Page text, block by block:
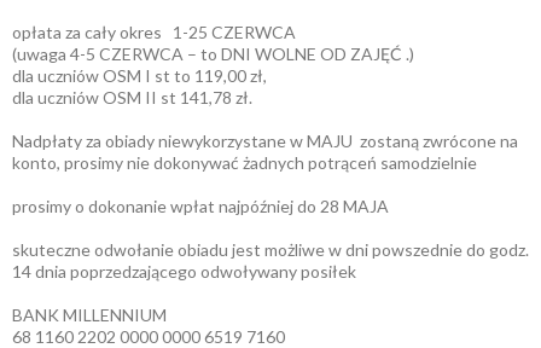
opłata za cały okres 1-25 CZERWCA
(uwaga 4-5 CZERWCA – to DNI WOLNE OD ZAJĘĆ .)
dla uczniów OSM I st to 119,00 zł,
dla uczniów OSM II st 141,78 zł.
Nadpłaty za obiady niewykorzystane w MAJU zostaną zwrócone na
konto, prosimy nie dokonywać żadnych potrąceń samodzielnie
prosimy o dokonanie wpłat najpóźniej do 28 MAJA
skuteczne odwołanie obiadu jest możliwe w dni powszednie do godz.
14 dnia poprzedzającego odwoływany posiłek
BANK MILLENNIUM
68 1160 2202 0000 0000 6519 7160